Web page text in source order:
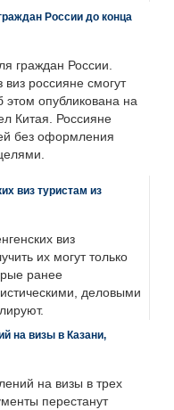
России до конца
граждан России.
россияне смогут
опубликована на
Китая. Россияне
без оформления
виз туристам из
виз
их могут только
ранее
деловыми
на визы в Казани,
на визы в трех
перестанут